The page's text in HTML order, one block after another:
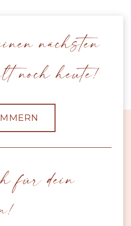
nächsten
noch heute!
für dein